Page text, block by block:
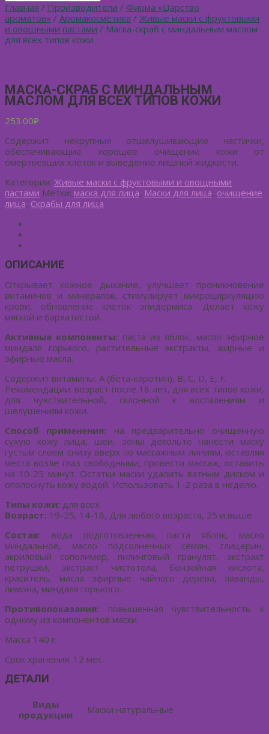
Главная / Производители / Фирма «Царство
ароматов» / Аромакосметика / Живые маски с фруктовыми
и овощными пастами / Маска-скраб с миндальным маслом
для всех типов кожи
МАСКА-СКРАБ С МИНДАЛЬНЫМ
МАСЛОМ ДЛЯ ВСЕХ ТИПОВ КОЖИ
253.00₽
Содержит некрупные отшелушивающие частички,
обеспечивающие хорошее очищение кожи от
омертвевших клеток и выведение лишней жидкости.
Категория: Живые маски с фруктовыми и овощными
пастами Метки: маска для лица, Маски для лица, очищение
лица, Скрабы для лица
ОПИСАНИЕ
Открывает кожное дыхание, улучшает проникновение
витаминов и минералов, стимулирует микроциркуляцию
крови, обновление клеток эпидермиса. Делает кожу
мягкой и бархатистой.
Активные компоненты: паста из яблок, масло эфирное
миндаля горького, растительные экстракты, жирные и
эфирные масла.
Содержит витамины: A (бета-каротин), B, C, D, E, F.
Рекомендации: возраст после 18 лет, для всех типов кожи,
для чувствительной, склонной к воспалениям и
шелушениям кожи.
Способ применения: на предварительно очищенную
сухую кожу лица, шеи, зоны декольте нанести маску
густым слоем снизу вверх по массажным линиям, оставляя
места возле глаз свободными, провести массаж, оставить
на 10-25 минут. Остатки маски удалить ватным диском и
ополоснуть кожу водой. Использовать 1-2 раза в неделю.
Типы кожи: для всех
Возраст: 19-25, 14-18, Для любого возраста, 25 и выше
Состав: вода подготовленная, паста яблок, масло
миндальное, масло подсолнечных семян, глицерин,
акриловый сополимер, пилинговый гранулят, экстракт
петрушки, экстракт чистотела, бензойная кислота,
краситель, масла эфирные чайного дерева, лаванды,
лимона, миндаля горького.
Противопоказания: повышенная чувствительность к
одному из компонентов маски.
Масса 140 г.
Срок хранения: 12 мес.
ДЕТАЛИ
Виды
продукции
Маски натуральные